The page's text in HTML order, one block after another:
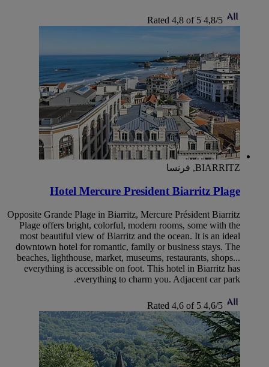
4,8/5
Rated 4,8 of 5
BIARRITZ, فرنسا
Hotel Mercure President Biarritz Plage
Opposite Grande Plage in Biarritz, Mercure Président Biarritz
Plage offers bright, colorful, modern rooms, some with the
most beautiful view of Biarritz and the ocean. It is an ideal
downtown hotel for romantic, family or business stays. The
beaches, lighthouse, market, museums, restaurants, shops...
everything is accessible on foot. This hotel in Biarritz has
everything to charm you. Adjacent car park.
4,6/5
Rated 4,6 of 5